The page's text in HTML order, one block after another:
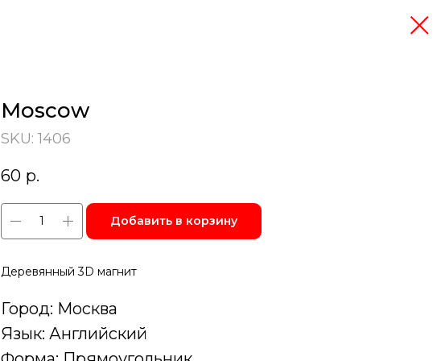
Moscow
SKU: 1406
60 р.
Добавить в корзину
Деревянный 3D магнит
Город: Москва
Язык: Английский